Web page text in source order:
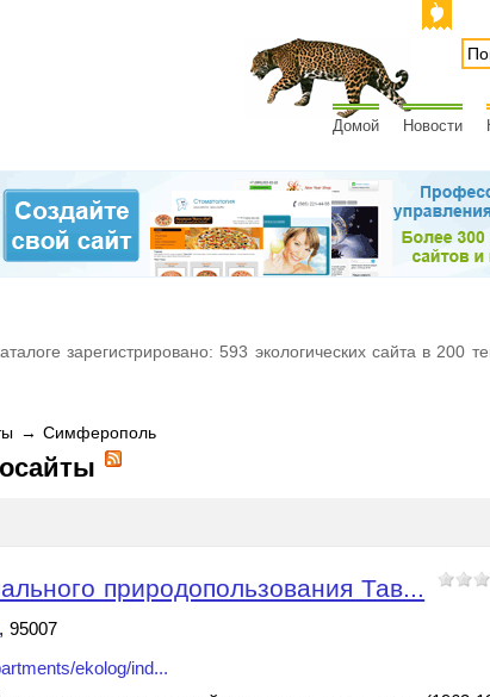
Домой Новости
зарегистрировано: 593 экологических сайта в 200
→ Симферополь
природопользования Тав...
95007
ekolog/ind...